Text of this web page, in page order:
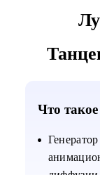
Kick
Что